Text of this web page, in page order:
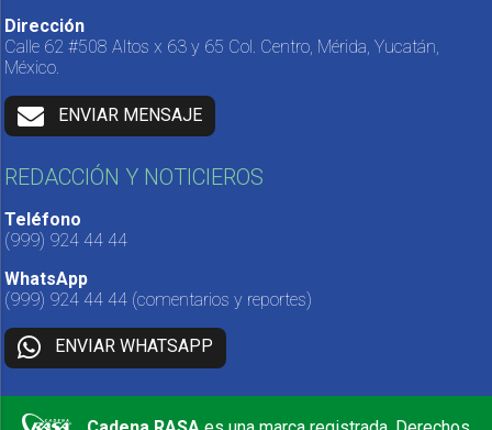
Dirección
Calle 62 #508 Altos x 63 y 65 Col. Centro, Mérida, Yucatán,
México.
ENVIAR MENSAJE
REDACCIÓN Y NOTICIEROS
Teléfono
(999) 924 44 44
WhatsApp
(999) 924 44 44 (comentarios y reportes)
ENVIAR WHATSAPP